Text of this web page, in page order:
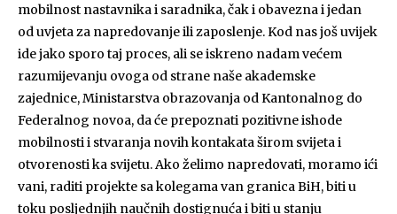
mobilnost nastavnika i saradnika, čak i obavezna i jedan
od uvjeta za napredovanje ili zaposlenje. Kod nas još uvijek
ide jako sporo taj proces, ali se iskreno nadam većem
razumijevanju ovoga od strane naše akademske
zajednice, Ministarstva obrazovanja od Kantonalnog do
Federalnog novoa, da će prepoznati pozitivne ishode
mobilnosti i stvaranja novih kontakata širom svijeta i
otvorenosti ka svijetu. Ako želimo napredovati, moramo ići
vani, raditi projekte sa kolegama van granica BiH, biti u
toku posljednjih naučnih dostignuća i biti u stanju